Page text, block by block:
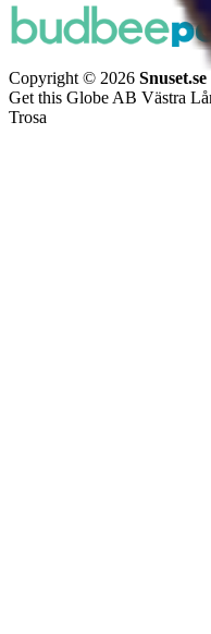
Copyright © 2026 Snuset.se
Get this Globe AB Västra
Trosa